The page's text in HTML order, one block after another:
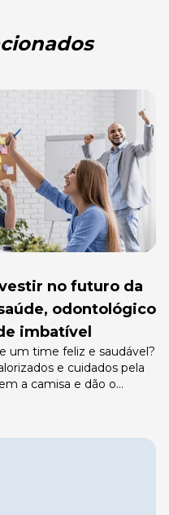
no futuro da
odontológico
imbatível
um time feliz e saudável?
e cuidados pela
a camisa e dão o
um pacote de benefícios